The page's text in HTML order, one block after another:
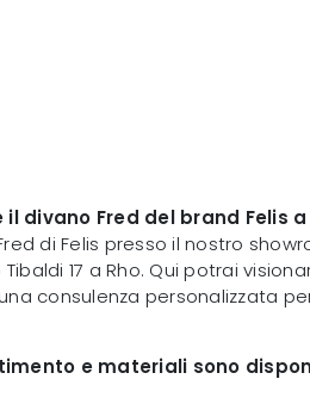
divano Fred del brand Felis a
di Felis presso il nostro
17 a Rho. Qui potrai
consulenza personalizzata
e materiali sono